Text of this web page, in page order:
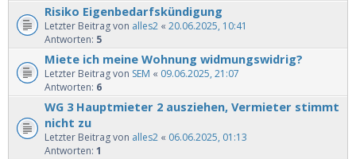
Risiko Eigenbedarfskündigung
Letzter Beitrag von alles2 « 20.06.2025, 10:41
Antworten: 5
Miete ich meine Wohnung widmungswidrig?
Letzter Beitrag von SEM « 09.06.2025, 21:07
Antworten: 6
WG 3 Hauptmieter 2 ausziehen, Vermieter stimmt
nicht zu
Letzter Beitrag von alles2 « 06.06.2025, 01:13
Antworten: 1